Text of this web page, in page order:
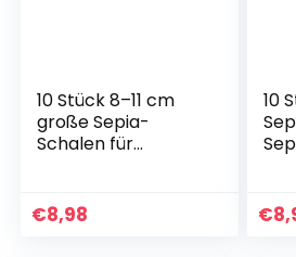
10 Stück 8–11 cm
große Sepia-
Schalen für
Tintenfischschalen,
geeignet für die
€8,98
10
€